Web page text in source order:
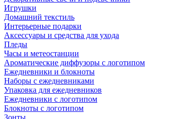
Игрушки
Домашний текстиль
Интерьерные подарки
Аксессуары и средства для ухода
Пледы
Часы и метеостанции
Ароматические диффузоры с логотипом
Ежедневники и блокноты
Наборы с ежедневниками
Упаковка для ежедневников
Ежедневники с логотипом
Блокноты с логотипом
Зонты